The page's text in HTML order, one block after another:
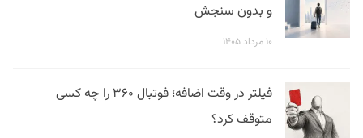
و بدون سنجش
۱۰ مرداد ۱۴۰۵
فیلتر در وقت اضافه؛ فوتبال ۳۶۰ را چه کسی
متوقف کرد؟